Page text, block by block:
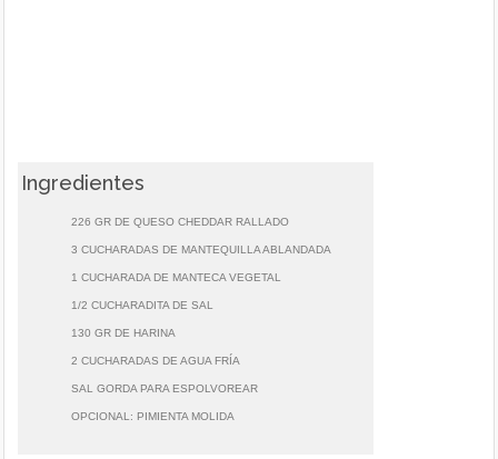
Ingredientes
226 GR DE QUESO CHEDDAR RALLADO
3 CUCHARADAS DE MANTEQUILLA ABLANDADA
1 CUCHARADA DE MANTECA VEGETAL
1/2 CUCHARADITA DE SAL
130 GR DE HARINA
2 CUCHARADAS DE AGUA FRÍA
SAL GORDA PARA ESPOLVOREAR
OPCIONAL: PIMIENTA MOLIDA